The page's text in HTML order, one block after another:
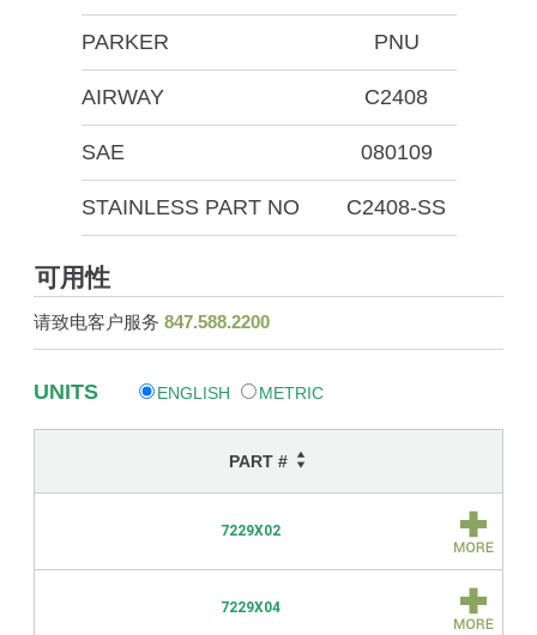
PARKER PNU
AIRWAY C2408
SAE 080109
STAINLESS PART NO C2408-SS
可用性
请致电客户服务 847.588.2200
UNITS ENGLISH METRIC
PART #
7229X02
7229X04